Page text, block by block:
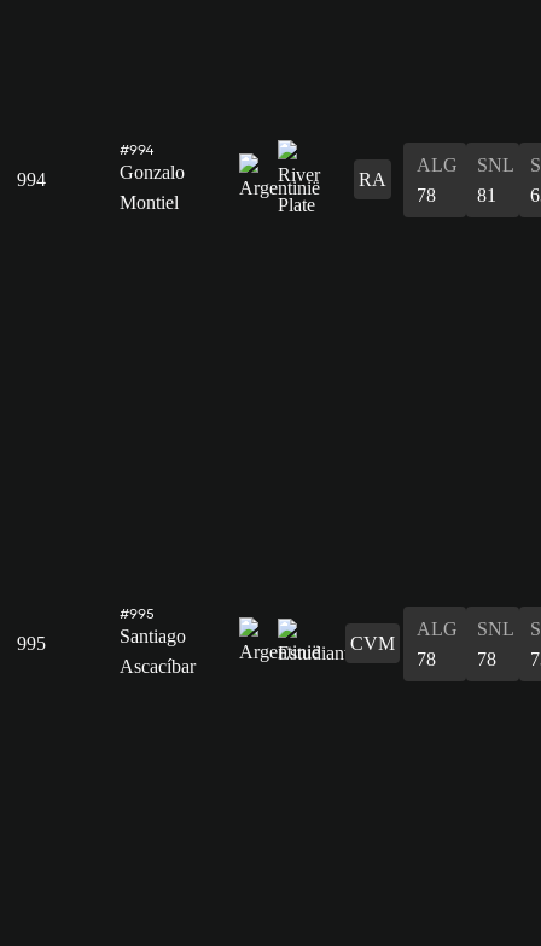
994
#994
Gonzalo
Montiel
RA
ALG
78
SNL
81
995
#995
Santiago
Ascacíbar
CVM
ALG
78
SNL
78